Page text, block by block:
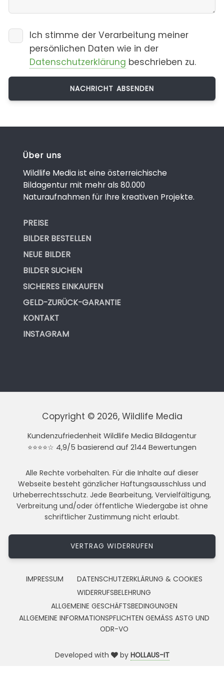
Ich stimme der Verarbeitung meiner
persönlichen Daten wie in der
Datenschutzerklärung beschrieben zu.
Über uns
Wildlife Media ist eine österreichische
Bildagentur mit mehr als 80.000
Naturaufnahmen für Ihre kreativen Projekte.
PREISE
BILDER BESTELLEN
NEUE BILDER
BILDER SUCHEN
SICHERES EINKAUFEN
GELD-ZURÜCK-GARANTIE
KONTAKT
INSTAGRAM
Copyright © 2026, Wildlife Media
Kundenzufriedenheit Wildlife Media Bildagentur
⭐⭐⭐⭐☆ 4,9/5 basierend auf 2144 Bewertungen
Alle Rechte vorbehalten. Für die Inhalte auf dieser
Webseite besteht gänzlicher Haftungsausschluss und
Urheberrechtsschutz. Jede Bearbeitung, Vervielfältigung,
Verbreitung und/oder öffentliche Wiedergabe ist ohne
schriftlicher Zustimmung nicht erlaubt.
VERTRAG WIDERRUFEN
IMPRESSUM
DATENSCHUTZERKLÄRUNG & COOKIES
WIDERRUFSBELEHRUNG
ALLGEMEINE GESCHÄFTSBEDINGUNGEN
ALLGEMEINE INFORMATIONSPFLICHTEN GEMÄSS ASTG UND
ODR-VO
Developed with by HOLLAUS-IT